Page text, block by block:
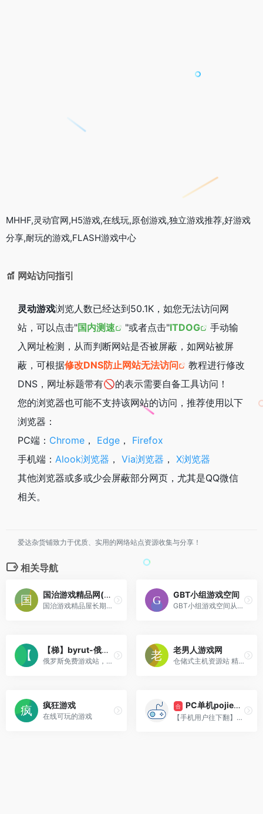
MHHF,灵动官网,H5游戏,在线玩,原创游戏,独立游戏推荐,好游戏
分享,耐玩的游戏,FLASH游戏中心
网站访问指引
灵动游戏浏览人数已经达到50.1K，如您无法访问网
站，可以点击"国内测速 "或者点击"ITDOG
手动输
入网址检测，从而判断网站是否被屏蔽，如网站被屏
蔽，可根据修改DNS防止网站无法访问
教程进行修改
DNS，网址标题带有🚫的表示需要自备工具访问！
您的浏览器也可能不支持该网站的访问，推荐使用以下
浏览器：
PC端： Chrome ， Edge ， Firefox
手机端： Alook浏览器 ， Via浏览器 ， X浏览器
其他浏览器或多或少会屏蔽部分网页，尤其是QQ微信
相关。
爱达杂货铺致力于优质、实用的网络站点资源收集与分享！
相关导航
国治游戏精品网(绿色站)
国治游戏精品屋长期免费提供全面的模拟器、模拟器游戏及其他怀旧游戏下载。
GBT小组游戏空间
GBT小组游戏空间从2007年持续更新的游戏下载列表
【梯】byrut-俄罗斯
俄罗斯免费游戏站，长期更新，大部分steam热门游戏都有
老男人游戏网
仓储式主机资源站 精校 完整 极致 静待您的垂青
疯狂游戏
在线可玩的游戏
合 PC单机pojie游戏
【手机用户往下翻】PC上正版与pojie的单机游戏合集